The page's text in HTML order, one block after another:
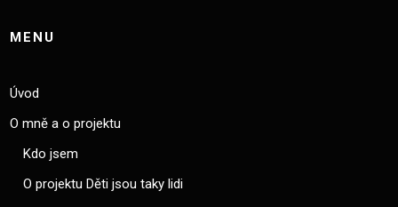
MENU
Úvod
O mně a o projektu
Kdo jsem
O projektu Děti jsou taky lidi